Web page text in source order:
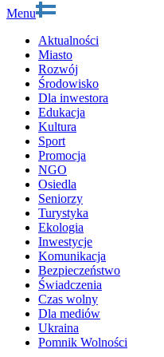
Menu
Aktualności
Miasto
Rozwój
Środowisko
Dla inwestora
Edukacja
Kultura
Sport
Promocja
NGO
Osiedla
Seniorzy
Turystyka
Ekologia
Inwestycje
Komunikacja
Bezpieczeństwo
Świadczenia
Czas wolny
Dla mediów
Ukraina
Pomnik Wolności